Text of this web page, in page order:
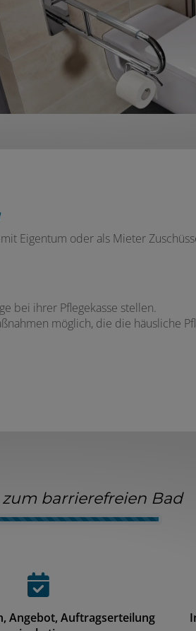
Eigentum oder als Mieter
bei ihrer Pflegekasse stellen.
möglich, die die häusliche
barrierefreien Bad
Angebot, Auftragserteilung